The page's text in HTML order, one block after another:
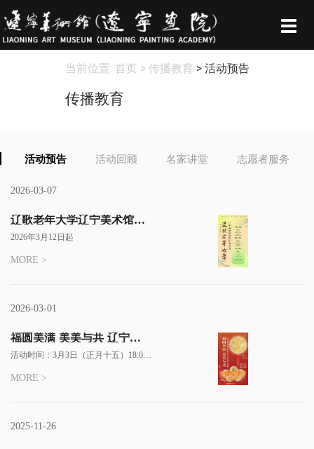
当前位置: 首页 > 传播教育 > 活动预告
传播教育
活动预告 活动回顾 名家讲堂 志愿者服务
2026-03-07
辽歌老年大学辽宁美术馆校
区2026年春季课程即将开班
2026年3月12日起
MORE >
2026-03-01
福圆美满 美美与共 辽宁美
术馆丙午新春元宵夜邀您共
赴浪漫之约
活动时间：3月3日（正月十五）18:00
MORE >
2025-11-26